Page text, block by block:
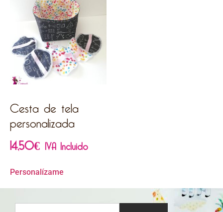
Cesta de tela
personalizada
14,50€ IVA Incluido
Personalízame